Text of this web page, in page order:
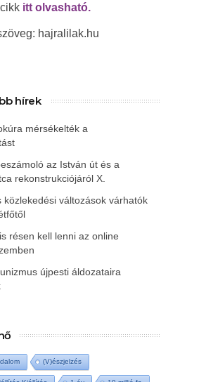
itt olvasható.
hajralilak.hu
hírek
mérsékelték a
az István út és a
rekonstrukciójáról X.
közlekedési változások várhatók
résen kell lenni az online
újpesti áldozataira
(V)észjelzés